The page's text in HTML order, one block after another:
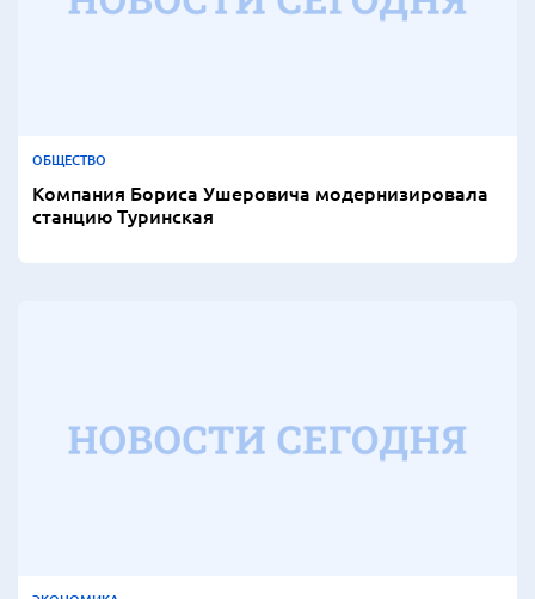
ОБЩЕСТВО
Компания Бориса Ушеровича модернизировала
станцию Туринская